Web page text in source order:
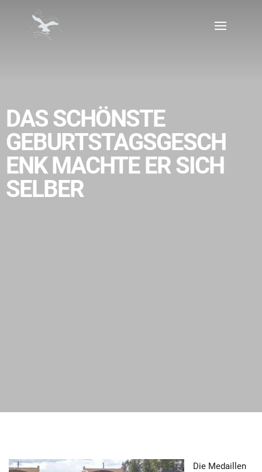
DAS SCHÖNSTE
GEBURTSTAGSGESCH
ENK MACHTE ER SICH
SELBER
Die Medaillen